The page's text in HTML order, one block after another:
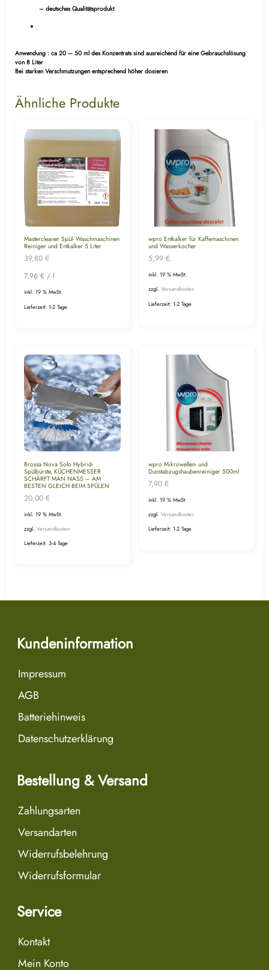
– deutsches Qualitätsprodukt
Anwendung : ca 20 – 50 ml des Konzentrats sind ausreichend für eine Gebrauchslösung
von 8 Liter
Bei starken Verschmutzungen entsprechend höher dosieren
Ähnliche Produkte
Mastercleaner Spül- Waschmaschinen
Reiniger und Entkalker 5 Liter
39,80 €
7,96 € / l
inkl. 19 % MwSt.
Lieferzeit: 1-2 Tage
wpro Entkalker für Kaffemaschinen
und Wasserkocher
5,99 €
inkl. 19 % MwSt.
zzgl. Versandkosten
Lieferzeit: 1-2 Tage
Brossa Nova Solo Hybrid-
Spülbürste, KÜCHENMESSER
SCHÄRFT MAN NASS – AM
BESTEN GLEICH BEIM SPÜLEN
20,00 €
inkl. 19 % MwSt.
zzgl. Versandkosten
Lieferzeit: 3-4 Tage
wpro Mikrowellen- und
Dunstabzugshaubenreiniger 500ml
7,90 €
inkl. 19 % MwSt.
zzgl. Versandkosten
Lieferzeit: 1-2 Tage
Kundeninformation
Impressum
AGB
Batteriehinweis
Datenschutzerklärung
Bestellung & Versand
Zahlungsarten
Versandarten
Widerrufsbelehrung
Widerrufsformular
Service
Kontakt
Mein Konto